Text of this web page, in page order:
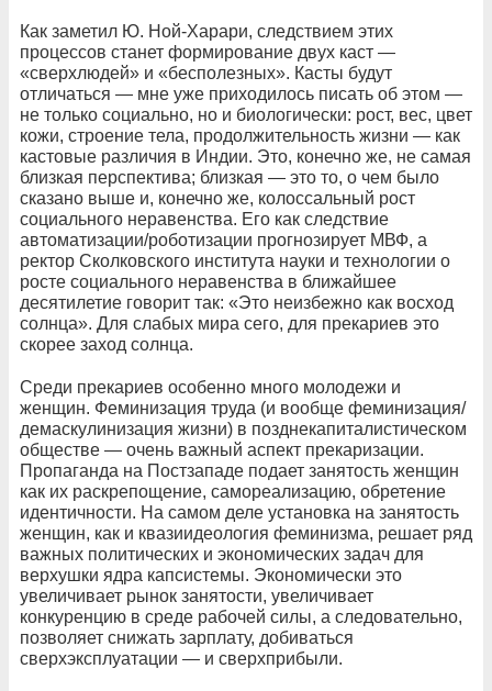
Как заметил Ю. Ной-Харари, следствием этих
процессов станет формирование двух каст —
«сверхлюдей» и «бесполезных». Касты будут
отличаться — мне уже приходилось писать об этом —
не только социально, но и биологически: рост, вес, цвет
кожи, строение тела, продолжительность жизни — как
кастовые различия в Индии. Это, конечно же, не самая
близкая перспектива; близкая — это то, о чем было
сказано выше и, конечно же, колоссальный рост
социального неравенства. Его как следствие
автоматизации/роботизации прогнозирует МВФ, а
ректор Сколковского института науки и технологии о
росте социального неравенства в ближайшее
десятилетие говорит так: «Это неизбежно как восход
солнца». Для слабых мира сего, для прекариев это
скорее заход солнца.
Среди прекариев особенно много молодежи и
женщин. Феминизация труда (и вообще феминизация/
демаскулинизация жизни) в позднекапиталистическом
обществе — очень важный аспект прекаризации.
Пропаганда на Постзападе подает занятость женщин
как их раскрепощение, самореализацию, обретение
идентичности. На самом деле установка на занятость
женщин, как и квазиидеология феминизма, решает ряд
важных политических и экономических задач для
верхушки ядра капсистемы. Экономически это
увеличивает рынок занятости, увеличивает
конкуренцию в среде рабочей силы, а следовательно,
позволяет снижать зарплату, добиваться
сверхэксплуатации — и сверхприбыли.